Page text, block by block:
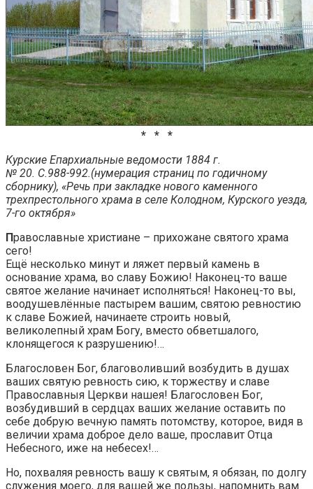
* * *
Курские Епархиальные ведомости 1884 г.
№ 20. С.988-992.(нумерация страниц по годичному
сборнику), «Речь при закладке нового каменного
трехпрестольного храма в селе Колодном, Курского уезда,
7-го октября»
Православные христиане – прихожане святого храма
сего!
Ещё несколько минут и ляжет первый камень в
основание храма, во славу Божию! Наконец-то ваше
святое желание начинает исполняться! Наконец-то вы,
воодушевлённые пастырем вашим, святою ревностию
к славе Божией, начинаете строить новый,
великолепный храм Богу, вместо обветшалого,
клонящегося к разрушению!…
Благословен Бог, благоволивший возбудить в душах
ваших святую ревность сию, к торжеству и славе
Православныя Церкви нашея! Благословен Бог,
возбудивший в сердцах ваших желание оставить по
себе добрую вечную память потомству, которое, видя в
величии храма доброе дело ваше, прославит Отца
Небесного, иже на небесех!…
Но, похваляя ревность вашу к святым, я обязан, по долгу
служения моего, для вашей же пользы, напомнить вам